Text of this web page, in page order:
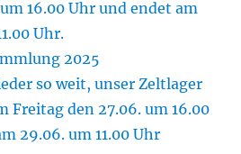
16.00 Uhr und endet am
Uhr.
2025
so weit, unser Zeltlager
Freitag den 27.06. um 16.00
29.06. um 11.00 Uhr